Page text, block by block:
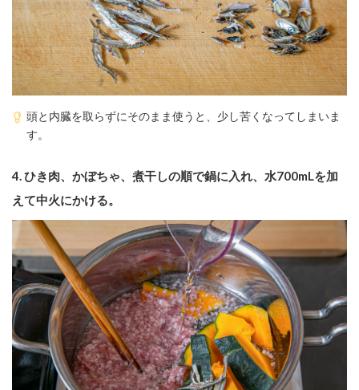
頭と内臓を取らずにそのまま使うと、少し苦くなってしまいま
す。
4.ひき肉、かぼちゃ、煮干しの順で鍋に入れ、水700mLを加
えて中火にかける。